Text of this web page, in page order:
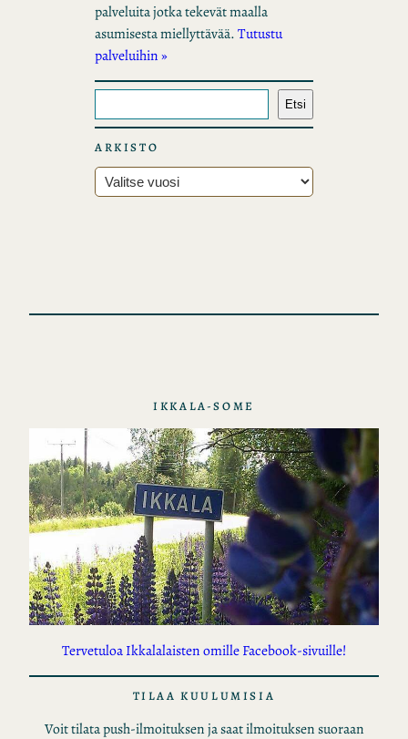
palveluita jotka tekevät maalla
asumisesta miellyttävää.Tutustu
palveluihin »
t
s
i
Etsi
ARKISTO
A
r
IKKALA-SOME
Tervetuloa Ikkalalaisten omille Facebook-sivuille!
TILAA KUULUMISIA
Voit tilata push-ilmoituksen ja saat ilmoituksen suoraan